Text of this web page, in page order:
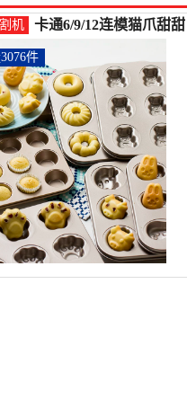
机
卡通6/9/12连模猫爪甜甜
钢筋切割工具(德立旗舰
店仅售12.8元)
件